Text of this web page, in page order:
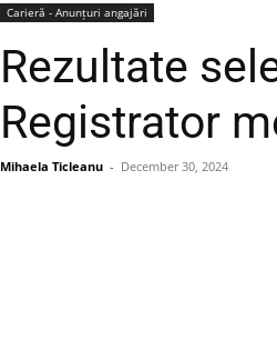
Carieră - Anunțuri angajări
Rezultate
Registrator
Mihaela Ticleanu - December 30, 2024